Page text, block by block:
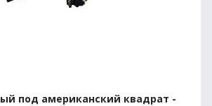
под американский квадрат -